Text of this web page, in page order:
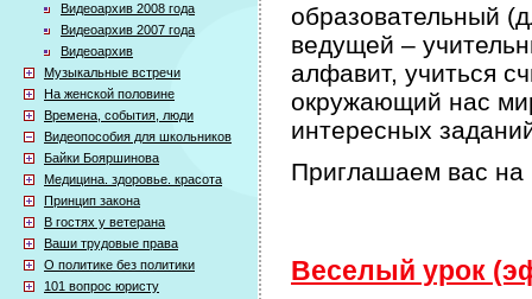
Видеоархив 2008 года
Видеоархив 2007 года
Видеоархив
Музыкальные встречи
На женской половине
Времена, события, люди
Видеопособия для школьников
Байки Бояршинова
Медицина. здоровье. красота
Принцип закона
В гостях у ветерана
Ваши трудовые права
О политике без политики
101 вопрос юристу
образовательный
ведущей –
алфавит, учиться
окружающий нас
интересных
Приглашаем вас
Веселый урок